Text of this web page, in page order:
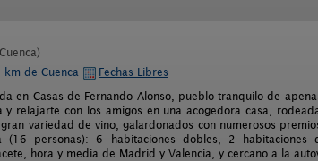
km de Cuenca
Fechas Libres
en Casas de Fernando Alonso, pueblo tranquilo de
relajarte con los amigos en una acogedora casa,
variedad de vino, galardonados con numerosos
(16 personas): 6 habitaciones dobles, 2 habitaciones
hora y media de Madrid y Valencia, y cercano a la